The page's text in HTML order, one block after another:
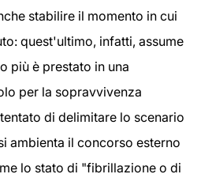
stabilire il momento in cui
quest'ultimo, infatti, assume
più è prestato in una
per la sopravvivenza
di delimitare lo scenario
ambienta il concorso esterno
lo stato di "fibrillazione o di